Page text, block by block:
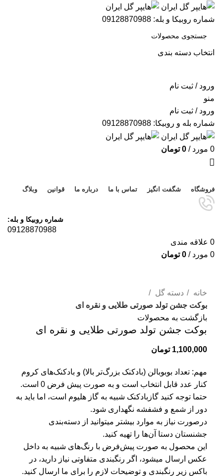
شماره روبیکا و بله: 09128870988
انتخاب دسته بندی
ورود / ثبت نام
منو
ورود / ثبت نام
شماره بله و روبیکا: 09128870988
0 مورد /
0 تومان
فروشگاه شگفت انگیز تماس با ما درباره ما قوانین وبلاگ
شماره روبیکا و بله:
09128870988
0 علاقه مندی
0 مورد /
0 تومان
خانه
دسته گل
بوکت جشن تولد صورتی طلایی و نقره ای
بازگشت به محصولات
بوکت جشن تولد صورتی طلایی و نقره ای
1,100,000 تومان
مهم: تعداد بوبوبالن (بادکنک بزرگ‌تر بالا) و بادکنک‌های کروم
کنار عدد قابل انتخاب است و به صورت پیش فرض 0 است.
حتما توجه کنید گازبادکنک شبیه به گاز هلیوم است، اما باید به
دور از شمع و فشفشه نگهداری شود.
درصورت نیاز به موارد بیشتر میتوانید از دسته‌بندی
جشنستان دستا آن‌ها را تهیه کنید.
این محصول به صورت پیش‌فرض با رنگ‌های شبیه به داخل
عکس ارسال میشود، اگر رنگبندی متفاوتی نیاز دارید، در
باکس زیر رنگبندی و توضیحات لازم را برای ما ارسال کنید.